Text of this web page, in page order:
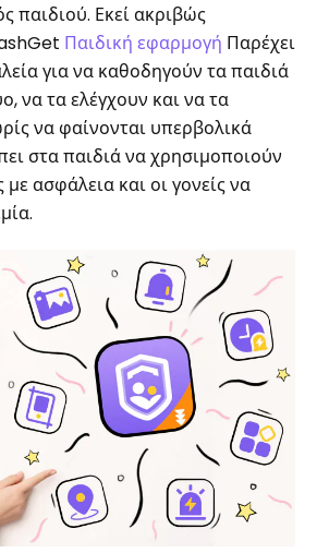
παιδιού. Εκεί ακριβώς
Παιδική εφαρμογή Παρέχει
για να καθοδηγούν τα παιδιά
να τα ελέγχουν και να τα
να φαίνονται υπερβολικά
στα παιδιά να χρησιμοποιούν
ασφάλεια και οι γονείς να